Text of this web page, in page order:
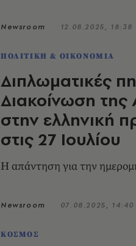
Newsroom 12.08.2025, 18:38
ΠΟΛΙΤΙΚΗ & ΟΙΚΟΝΟΜΙΑ
Διπλωματικές
Διακοίνωση της
στην ελληνική
στις 27 Ιουλίου
Η απάντηση για την
Newsroom 07.08.2025, 14:40
ΚΟΣΜΟΣ